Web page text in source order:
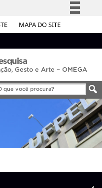
MAPA DO SITE
Simplifique!
Acesso à informação
Legislação
Canais
Gesto e Arte – OMEGA